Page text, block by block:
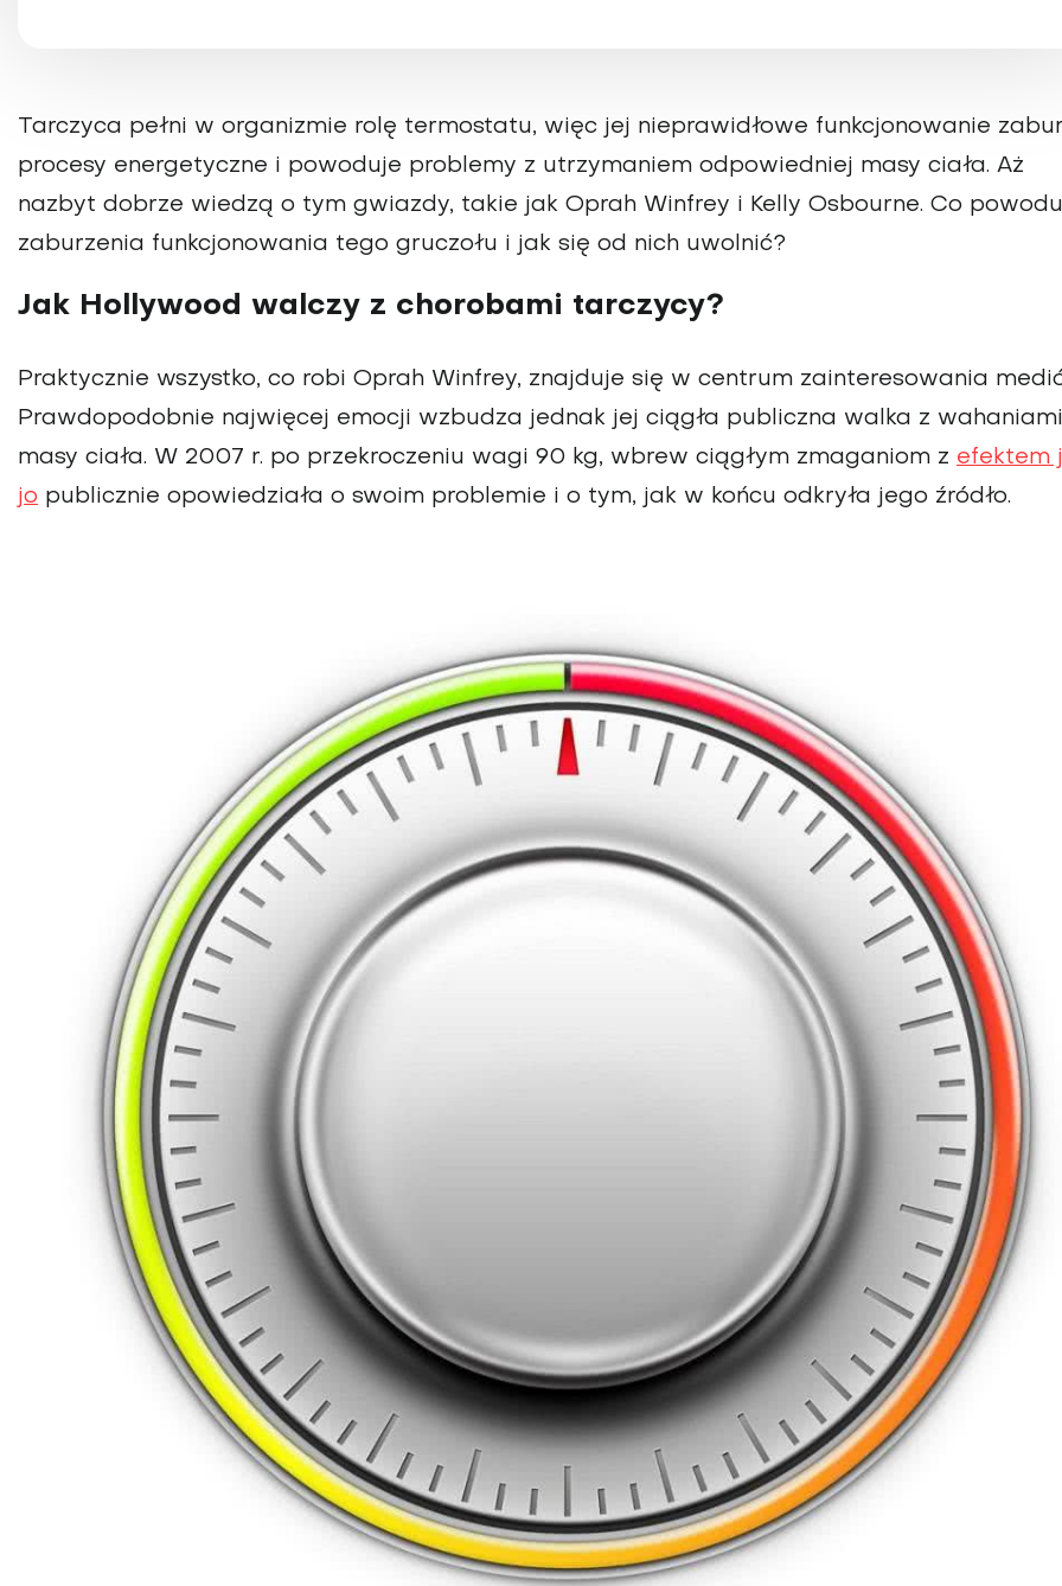
Tarczyca pełni w organizmie rolę termostatu, więc jej nieprawidłowe funkcjonowanie
procesy energetyczne i powoduje problemy z utrzymaniem odpowiedniej masy ciała. Aż
nazbyt dobrze wiedzą o tym gwiazdy, takie jak Oprah Winfrey i Kelly Osbourne. Co
zaburzenia funkcjonowania tego gruczołu i jak się od nich uwolnić?
Jak Hollywood walczy z chorobami tarczycy?
Praktycznie wszystko, co robi Oprah Winfrey, znajduje się w centrum zainteresowania
Prawdopodobnie najwięcej emocji wzbudza jednak jej ciągła publiczna walka z wahaniami
masy ciała. W 2007 r. po przekroczeniu wagi 90 kg, wbrew ciągłym zmaganiom z efektem
jo publicznie opowiedziała o swoim problemie i o tym, jak w końcu odkryła jego źródło.